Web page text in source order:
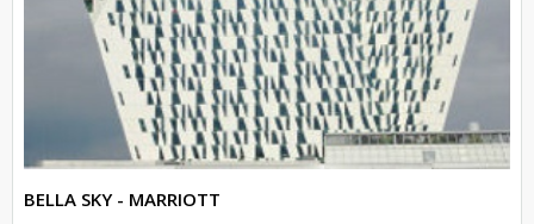
BELLA SKY - MARRIOTT